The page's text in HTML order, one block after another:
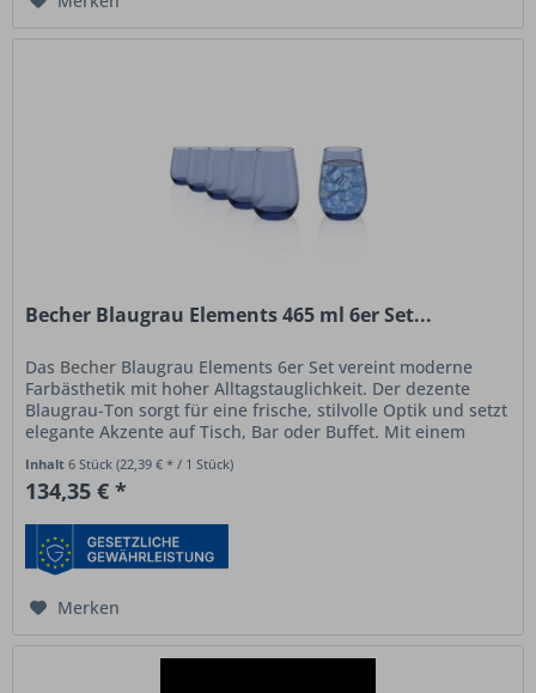
Becher Blaugrau Elements 465 ml 6er Set...
Das Becher Blaugrau Elements 6er Set vereint moderne
Farbästhetik mit hoher Alltagstauglichkeit. Der dezente
Blaugrau-Ton sorgt für eine frische, stilvolle Optik und setzt
elegante Akzente auf Tisch, Bar oder Buffet. Mit einem
Inhalt6 Stück(22,39 € * / 1 Stück)
134,35 € *
Merken